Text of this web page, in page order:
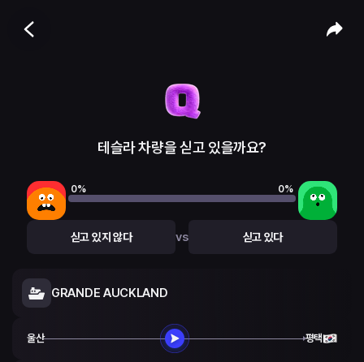
테슬라 차량을 싣고 있을까요?
0% 0%
싣고 있지 않다 vs 싣고 있다
GRANDE AUCKLAND
울산 평택